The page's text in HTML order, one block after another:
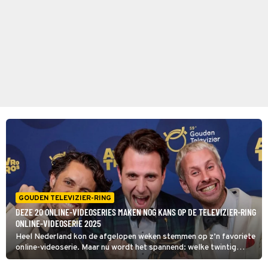
GOUDEN TELEVIZIER-RING
DEZE 20 ONLINE-VIDEOSERIES MAKEN NOG KANS OP DE TELEVIZIER-RING
ONLINE-VIDEOSERIE 2025
Heel Nederland kon de afgelopen weken stemmen op z’n favoriete
online-videoserie. Maar nu wordt het spannend: welke twintig
titels wisten de meeste stemmen te verzamelen?